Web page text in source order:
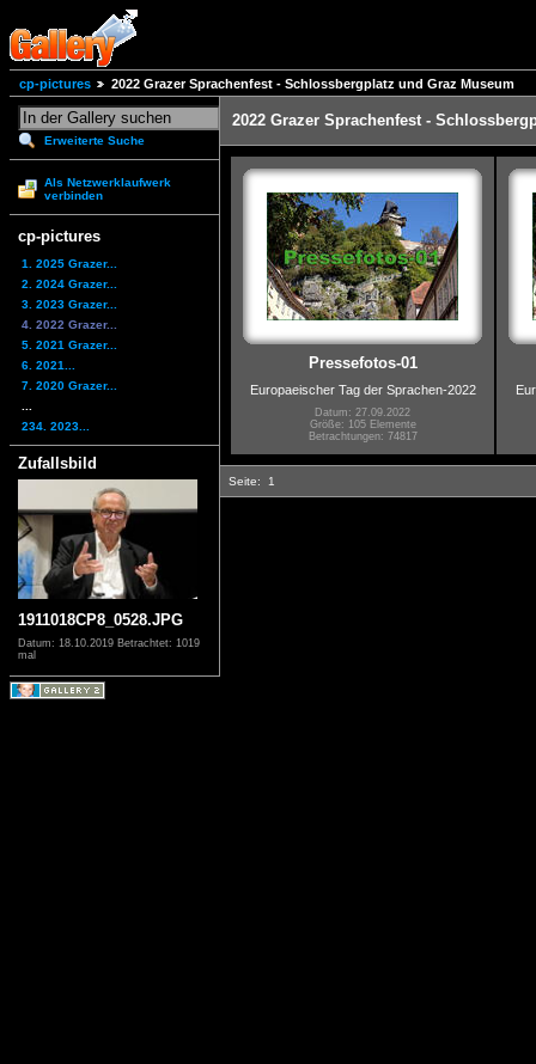
cp-pictures 2022 Grazer Sprachenfest - Schlossbergplatz und Graz Museum
Erweiterte Suche
Als Netzwerklaufwerk
verbinden
cp-pictures
1. 2025 Grazer...
2. 2024 Grazer...
3. 2023 Grazer...
4. 2022 Grazer...
5. 2021 Grazer...
6. 2021...
7. 2020 Grazer...
234. 2023...
Zufallsbild
1911018CP8_0528.JPG
Datum: 18.10.2019 Betrachtet: 1019
mal
2022 Grazer Sprachenfest -
Pressefotos-01
Europaeischer Tag der Sprachen-2022
Datum: 27.09.2022
Größe: 105 Elemente
Betrachtungen: 74817
Seite: 1